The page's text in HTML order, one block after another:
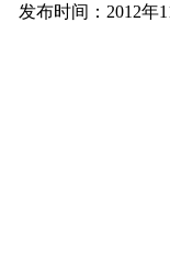
发布时间：2012年